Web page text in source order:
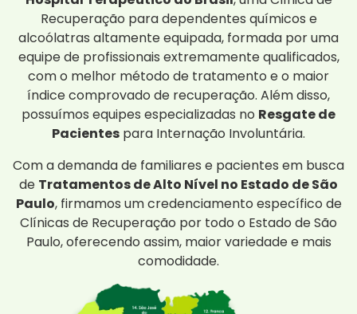
Recuperação para dependentes químicos e
alcoólatras altamente equipada, formada por uma
equipe de profissionais extremamente qualificados,
com o melhor método de tratamento e o maior
índice comprovado de recuperação. Além disso,
possuímos equipes especializadas no Resgate de
Pacientes para Internação Involuntária.
Com a demanda de familiares e pacientes em busca
de Tratamentos de Alto Nível no Estado de São
Paulo, firmamos um credenciamento específico de
Clínicas de Recuperação por todo o Estado de São
Paulo, oferecendo assim, maior variedade e mais
comodidade.